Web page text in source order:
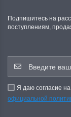
Подпишитесь на
поступлениям,
Я даю согласие
официальной